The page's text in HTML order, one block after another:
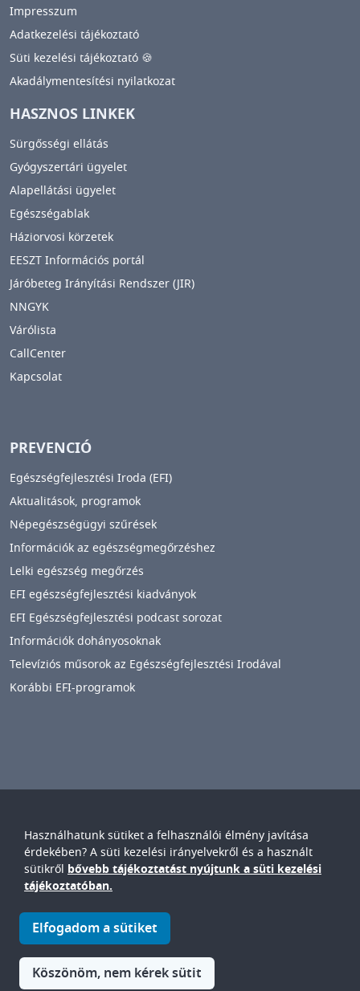
Használhatunk sütiket a felhasználói élmény javítása
érdekében? A süti kezelési irányelvekről és a használt
sütikről bővebb tájékoztatást nyújtunk a süti kezelési
tájékoztatóban.
Elfogadom a sütiket
Köszönöm, nem kérek sütit
IMAGE
IMAGE
Impresszum
Adatkezelési tájékoztató
Süti kezelési tájékoztató 🍪
Akadálymentesítési nyilatkozat
HASZNOS LINKEK
Sürgősségi ellátás
Gyógyszertári ügyelet
Alapellátási ügyelet
Egészségablak
Háziorvosi körzetek
EESZT Információs portál
Járóbeteg Irányítási Rendszer (JIR)
NNGYK
Várólista
CallCenter
Kapcsolat
PREVENCIÓ
Egészségfejlesztési Iroda (EFI)
Aktualitások, programok
Népegészségügyi szűrések
Információk az egészségmegőrzéshez
Lelki egészség megőrzés
EFI egészségfejlesztési kiadványok
EFI Egészségfejlesztési podcast sorozat
Információk dohányosoknak
Televíziós műsorok az Egészségfejlesztési Irodával
Korábbi EFI-programok
Győr-Moson-Sopron Vármegyei
Petz Aladár
Egyetemi Oktató Kórház
© Győr-Moson-Sopron Vármegyei Petz Aladár Egyetemi Oktató
Kórház • 9024. Győr, Vasvári P. u. 2-4.